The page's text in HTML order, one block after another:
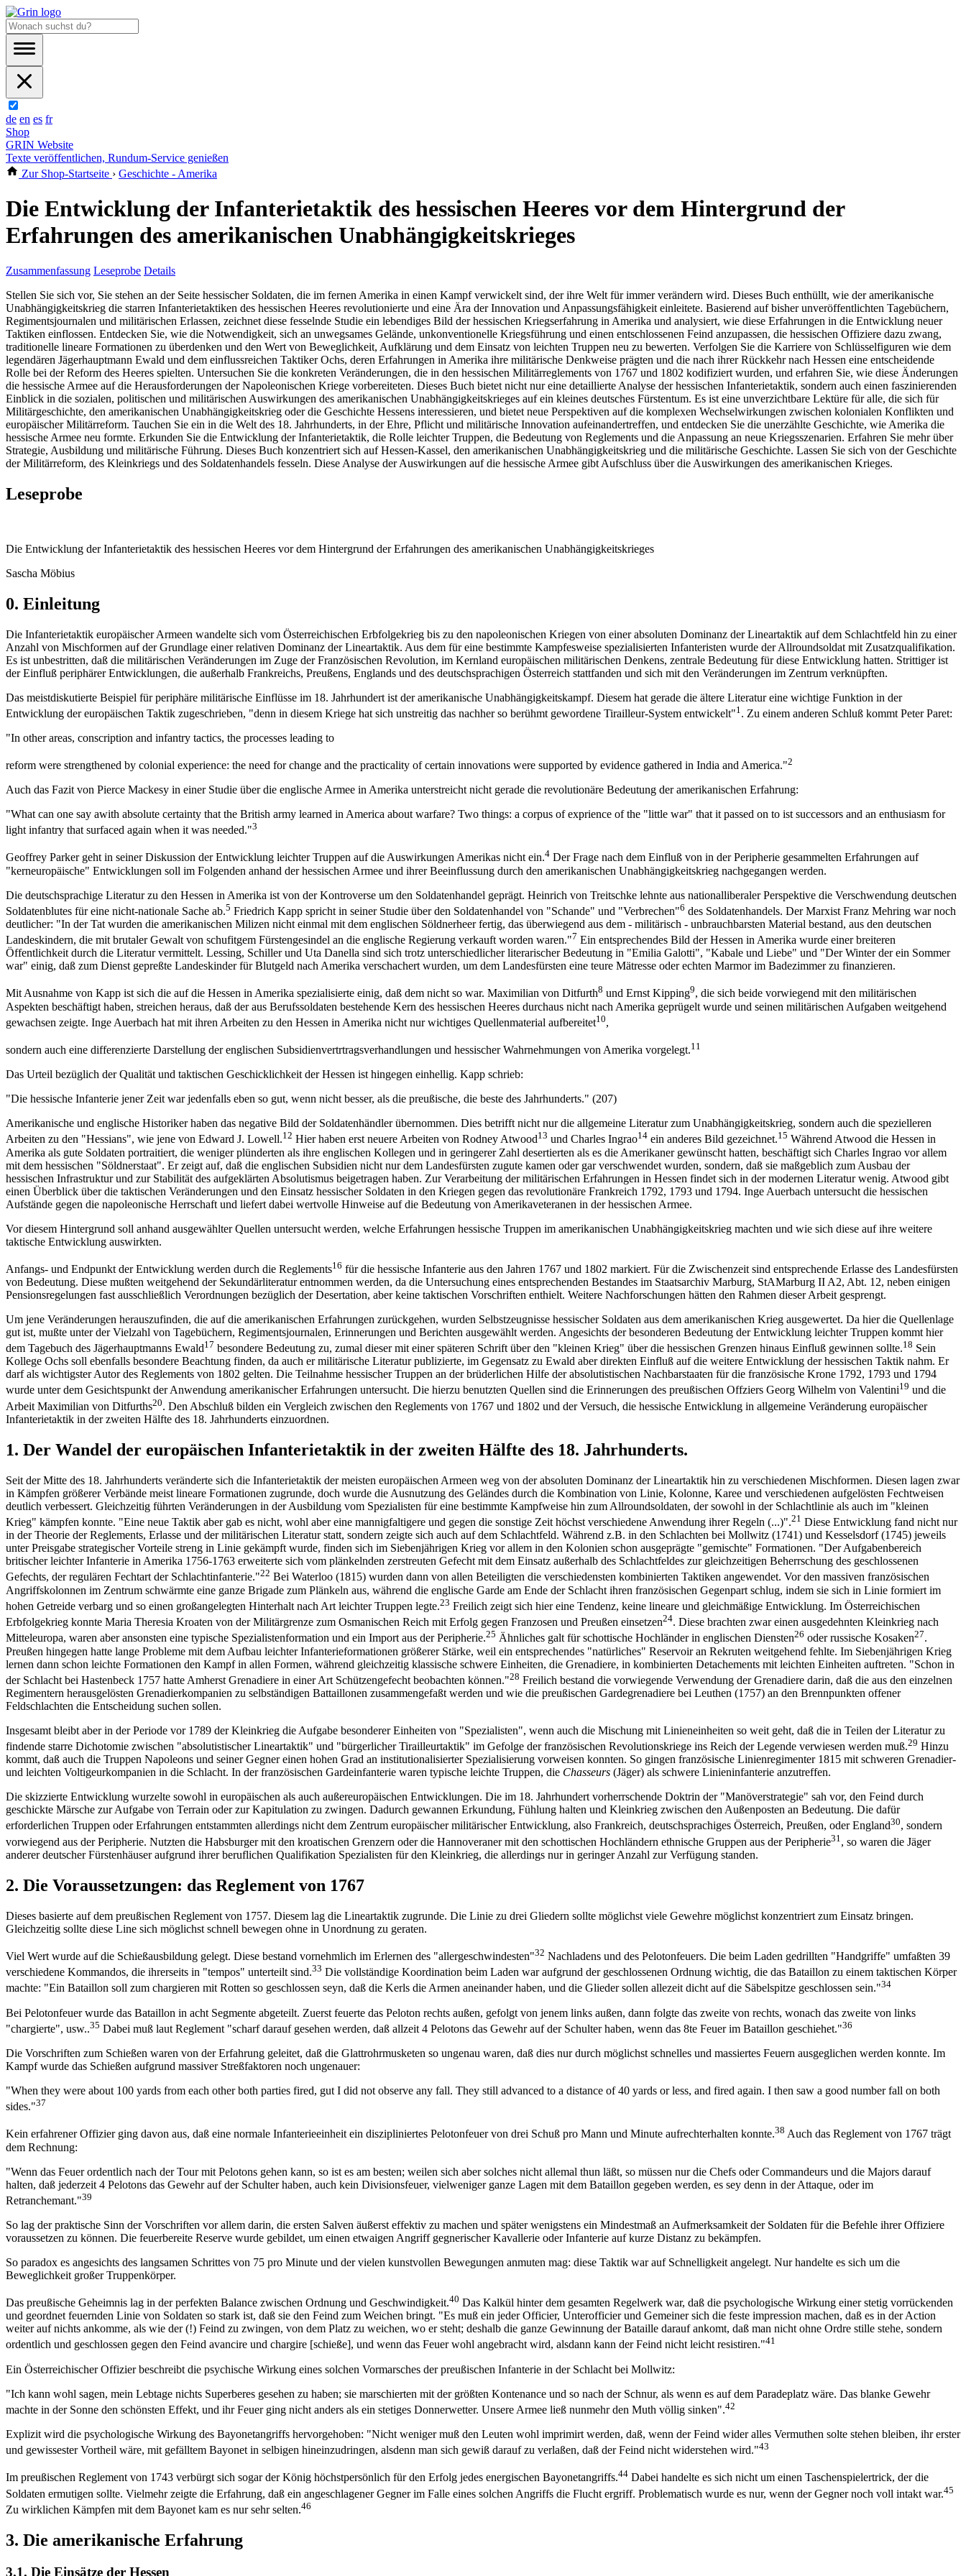
de en es fr
Shop
GRIN Website
Texte veröffentlichen, Rundum-Service genießen
Zur Shop-Startseite › Geschichte - Amerika
Die Entwicklung der Infanterietaktik des hessischen Heeres vor dem Hintergrund der
Erfahrungen des amerikanischen Unabhängigkeitskrieges
Zusammenfassung Leseprobe Details
Stellen Sie sich vor, Sie stehen an der Seite hessischer Soldaten, die im fernen Amerika in einen Kampf verwickelt sind, der ihre Welt für immer verändern wird. Dieses Buch enthüllt, wie der amerikanische
Unabhängigkeitskrieg die starren Infanterietaktiken des hessischen Heeres revolutionierte und eine Ära der Innovation und Anpassungsfähigkeit einleitete. Basierend auf bisher unveröffentlichten Tagebüchern,
Regimentsjournalen und militärischen Erlassen, zeichnet diese fesselnde Studie ein lebendiges Bild der hessischen Kriegserfahrung in Amerika und analysiert, wie diese Erfahrungen in die Entwicklung neuer
Taktiken einflossen. Entdecken Sie, wie die Notwendigkeit, sich an unwegsames Gelände, unkonventionelle Kriegsführung und einen entschlossenen Feind anzupassen, die hessischen Offiziere dazu zwang,
traditionelle lineare Formationen zu überdenken und den Wert von Beweglichkeit, Aufklärung und dem Einsatz von leichten Truppen neu zu bewerten. Verfolgen Sie die Karriere von Schlüsselfiguren wie dem
legendären Jägerhauptmann Ewald und dem einflussreichen Taktiker Ochs, deren Erfahrungen in Amerika ihre militärische Denkweise prägten und die nach ihrer Rückkehr nach Hessen eine entscheidende
Rolle bei der Reform des Heeres spielten. Untersuchen Sie die konkreten Veränderungen, die in den hessischen Militärreglements von 1767 und 1802 kodifiziert wurden, und erfahren Sie, wie diese Änderungen
die hessische Armee auf die Herausforderungen der Napoleonischen Kriege vorbereiteten. Dieses Buch bietet nicht nur eine detaillierte Analyse der hessischen Infanterietaktik, sondern auch einen faszinierenden
Einblick in die sozialen, politischen und militärischen Auswirkungen des amerikanischen Unabhängigkeitskrieges auf ein kleines deutsches Fürstentum. Es ist eine unverzichtbare Lektüre für alle, die sich für
Militärgeschichte, den amerikanischen Unabhängigkeitskrieg oder die Geschichte Hessens interessieren, und bietet neue Perspektiven auf die komplexen Wechselwirkungen zwischen kolonialen Konflikten und
europäischer Militärreform. Tauchen Sie ein in die Welt des 18. Jahrhunderts, in der Ehre, Pflicht und militärische Innovation aufeinandertreffen, und entdecken Sie die unerzählte Geschichte, wie Amerika die
hessische Armee neu formte. Erkunden Sie die Entwicklung der Infanterietaktik, die Rolle leichter Truppen, die Bedeutung von Reglements und die Anpassung an neue Kriegsszenarien. Erfahren Sie mehr über
Strategie, Ausbildung und militärische Führung. Dieses Buch konzentriert sich auf Hessen-Kassel, den amerikanischen Unabhängigkeitskrieg und die militärische Geschichte. Lassen Sie sich von der Geschichte
der Militärreform, des Kleinkriegs und des Soldatenhandels fesseln. Diese Analyse der Auswirkungen auf die hessische Armee gibt Aufschluss über die Auswirkungen des amerikanischen Krieges.
Leseprobe
Die Entwicklung der Infanterietaktik des hessischen Heeres vor dem Hintergrund der Erfahrungen des amerikanischen Unabhängigkeitskrieges
Sascha Möbius
0. Einleitung
Die Infanterietaktik europäischer Armeen wandelte sich vom Österreichischen Erbfolgekrieg bis zu den napoleonischen Kriegen von einer absoluten Dominanz der Lineartaktik auf dem Schlachtfeld hin zu einer
Anzahl von Mischformen auf der Grundlage einer relativen Dominanz der Lineartaktik. Aus dem für eine bestimmte Kampfesweise spezialisierten Infanteristen wurde der Allroundsoldat mit Zusatzqualifikation.
Es ist unbestritten, daß die militärischen Veränderungen im Zuge der Französischen Revolution, im Kernland europäischen militärischen Denkens, zentrale Bedeutung für diese Entwicklung hatten. Strittiger ist
der Einfluß periphärer Entwicklungen, die außerhalb Frankreichs, Preußens, Englands und des deutschsprachigen Österreich stattfanden und sich mit den Veränderungen im Zentrum verknüpften.
Das meistdiskutierte Beispiel für periphäre militärische Einflüsse im 18. Jahrhundert ist der amerikanische Unabhängigkeitskampf. Diesem hat gerade die ältere Literatur eine wichtige Funktion in der
Entwicklung der europäischen Taktik zugeschrieben, "denn in diesem Kriege hat sich unstreitig das nachher so berühmt gewordene Tirailleur-System entwickelt"1 . Zu einem anderen Schluß kommt Peter Paret:
"In other areas, conscription and infantry tactics, the processes leading to
reform were strengthened by colonial experience: the need for change and the practicality of certain innovations were supported by evidence gathered in India and America."2
Auch das Fazit von Pierce Mackesy in einer Studie über die englische Armee in Amerika unterstreicht nicht gerade die revolutionäre Bedeutung der amerikanischen Erfahrung:
"What can one say awith absolute certainty that the British army learned in America about warfare? Two things: a corpus of exprience of the "little war" that it passed on to ist successors and an enthusiasm for
light infantry that surfaced again when it was needed."3
Geoffrey Parker geht in seiner Diskussion der Entwicklung leichter Truppen auf die Auswirkungen Amerikas nicht ein.4 Der Frage nach dem Einfluß von in der Peripherie gesammelten Erfahrungen auf
"kerneuropäische" Entwicklungen soll im Folgenden anhand der hessischen Armee und ihrer Beeinflussung durch den amerikanischen Unabhängigkeitskrieg nachgegangen werden.
Die deutschsprachige Literatur zu den Hessen in Amerika ist von der Kontroverse um den Soldatenhandel geprägt. Heinrich von Treitschke lehnte aus nationalliberaler Perspektive die Verschwendung deutschen
Soldatenblutes für eine nicht-nationale Sache ab.5 Friedrich Kapp spricht in seiner Studie über den Soldatenhandel von "Schande" und "Verbrechen"6 des Soldatenhandels. Der Marxist Franz Mehring war noch
deutlicher: "In der Tat wurden die amerikanischen Milizen nicht einmal mit dem englischen Söldnerheer fertig, das überwiegend aus dem - militärisch - unbrauchbarsten Material bestand, aus den deutschen
Landeskindern, die mit brutaler Gewalt von schufitgem Fürstengesindel an die englische Regierung verkauft worden waren."7 Ein entsprechendes Bild der Hessen in Amerika wurde einer breiteren
Öffentlichkeit durch die Literatur vermittelt. Lessing, Schiller und Uta Danella sind sich trotz unterschiedlicher literarischer Bedeutung in "Emilia Galotti", "Kabale und Liebe" und "Der Winter der ein Sommer
war" einig, daß zum Dienst gepreßte Landeskinder für Blutgeld nach Amerika verschachert wurden, um dem Landesfürsten eine teure Mätresse oder echten Marmor im Badezimmer zu finanzieren.
Mit Ausnahme von Kapp ist sich die auf die Hessen in Amerika spezialisierte einig, daß dem nicht so war. Maximilian von Ditfurth8 und Ernst Kipping9, die sich beide vorwiegend mit den militärischen
Aspekten beschäftigt haben, streichen heraus, daß der aus Berufssoldaten bestehende Kern des hessischen Heeres durchaus nicht nach Amerika geprügelt wurde und seinen militärischen Aufgaben weitgehend
gewachsen zeigte. Inge Auerbach hat mit ihren Arbeiten zu den Hessen in Amerika nicht nur wichtiges Quellenmaterial aufbereitet10,
sondern auch eine differenzierte Darstellung der englischen Subsidienvertrtragsverhandlungen und hessischer Wahrnehmungen von Amerika vorgelegt.11
Das Urteil bezüglich der Qualität und taktischen Geschicklichkeit der Hessen ist hingegen einhellig. Kapp schrieb:
"Die hessische Infanterie jener Zeit war jedenfalls eben so gut, wenn nicht besser, als die preußische, die beste des Jahrhunderts." (207)
Amerikanische und englische Historiker haben das negative Bild der Soldatenhändler übernommen. Dies betrifft nicht nur die allgemeine Literatur zum Unabhängigkeitskrieg, sondern auch die spezielleren
Arbeiten zu den "Hessians", wie jene von Edward J. Lowell.12 Hier haben erst neuere Arbeiten von Rodney Atwood13 und Charles Ingrao14 ein anderes Bild gezeichnet.15 Während Atwood die Hessen in
Amerika als gute Soldaten portraitiert, die weniger plünderten als ihre englischen Kollegen und in geringerer Zahl desertierten als es die Amerikaner gewünscht hatten, beschäftigt sich Charles Ingrao vor allem
mit dem hessischen "Söldnerstaat". Er zeigt auf, daß die englischen Subsidien nicht nur dem Landesfürsten zugute kamen oder gar verschwendet wurden, sondern, daß sie maßgeblich zum Ausbau der
hessischen Infrastruktur und zur Stabilität des aufgeklärten Absolutismus beigetragen haben. Zur Verarbeitung der militärischen Erfahrungen in Hessen findet sich in der modernen Literatur wenig. Atwood gibt
einen Überblick über die taktischen Veränderungen und den Einsatz hessischer Soldaten in den Kriegen gegen das revolutionäre Frankreich 1792, 1793 und 1794. Inge Auerbach untersucht die hessischen
Aufstände gegen die napoleonische Herrschaft und liefert dabei wertvolle Hinweise auf die Bedeutung von Amerikaveteranen in der hessischen Armee.
Vor diesem Hintergrund soll anhand ausgewählter Quellen untersucht werden, welche Erfahrungen hessische Truppen im amerikanischen Unabhängigkeitskrieg machten und wie sich diese auf ihre weitere
taktische Entwicklung auswirkten.
Anfangs- und Endpunkt der Entwicklung werden durch die Reglements16 für die hessische Infanterie aus den Jahren 1767 und 1802 markiert. Für die Zwischenzeit sind entsprechende Erlasse des Landesfürsten
von Bedeutung. Diese mußten weitgehend der Sekundärliteratur entnommen werden, da die Untersuchung eines entsprechenden Bestandes im Staatsarchiv Marburg, StAMarburg II A2, Abt. 12, neben einigen
Pensionsregelungen fast ausschließlich Verordnungen bezüglich der Desertation, aber keine taktischen Vorschriften enthielt. Weitere Nachforschungen hätten den Rahmen dieser Arbeit gesprengt.
Um jene Veränderungen herauszufinden, die auf die amerikanischen Erfahrungen zurückgehen, wurden Selbstzeugnisse hessischer Soldaten aus dem amerikanischen Krieg ausgewertet. Da hier die Quellenlage
gut ist, mußte unter der Vielzahl von Tagebüchern, Regimentsjournalen, Erinnerungen und Berichten ausgewählt werden. Angesichts der besonderen Bedeutung der Entwicklung leichter Truppen kommt hier
dem Tagebuch des Jägerhauptmanns Ewald17 besondere Bedeutung zu, zumal dieser mit einer späteren Schrift über den "kleinen Krieg" über die hessischen Grenzen hinaus Einfluß gewinnen sollte.18 Sein
Kollege Ochs soll ebenfalls besondere Beachtung finden, da auch er militärische Literatur publizierte, im Gegensatz zu Ewald aber direkten Einfluß auf die weitere Entwicklung der hessischen Taktik nahm. Er
darf als wichtigster Autor des Reglements von 1802 gelten. Die Teilnahme hessischer Truppen an der brüderlichen Hilfe der absolutistischen Nachbarstaaten für die französische Krone 1792, 1793 und 1794
wurde unter dem Gesichtspunkt der Anwendung amerikanischer Erfahrungen untersucht. Die hierzu benutzten Quellen sind die Erinnerungen des preußischen Offziers Georg Wilhelm von Valentini19 und die
Arbeit Maximilian von Ditfurths20. Den Abschluß bilden ein Vergleich zwischen den Reglements von 1767 und 1802 und der Versuch, die hessische Entwicklung in allgemeine Veränderung europäischer
Infanterietaktik in der zweiten Hälfte des 18. Jahrhunderts einzuordnen.
1. Der Wandel der europäischen Infanterietaktik in der zweiten Hälfte des 18. Jahrhunderts.
Seit der Mitte des 18. Jahrhunderts veränderte sich die Infanterietaktik der meisten europäischen Armeen weg von der absoluten Dominanz der Lineartaktik hin zu verschiedenen Mischformen. Diesen lagen zwar
in Kämpfen größerer Verbände meist lineare Formationen zugrunde, doch wurde die Ausnutzung des Geländes durch die Kombination von Linie, Kolonne, Karee und verschiedenen aufgelösten Fechtweisen
deutlich verbessert. Gleichzeitig führten Veränderungen in der Ausbildung vom Spezialisten für eine bestimmte Kampfweise hin zum Allroundsoldaten, der sowohl in der Schlachtlinie als auch im "kleinen
Krieg" kämpfen konnte. "Eine neue Taktik aber gab es nicht, wohl aber eine mannigfaltigere und gegen die sonstige Zeit höchst verschiedene Anwendung ihrer Regeln (...)".21 Diese Entwicklung fand nicht nur
in der Theorie der Reglements, Erlasse und der militärischen Literatur statt, sondern zeigte sich auch auf dem Schlachtfeld. Während z.B. in den Schlachten bei Mollwitz (1741) und Kesselsdorf (1745) jeweils
unter Preisgabe strategischer Vorteile streng in Linie gekämpft wurde, finden sich im Siebenjährigen Krieg vor allem in den Kolonien schon ausgeprägte "gemischte" Formationen. "Der Aufgabenbereich
britischer leichter Infanterie in Amerika 1756-1763 erweiterte sich vom plänkelnden zerstreuten Gefecht mit dem Einsatz außerhalb des Schlachtfeldes zur gleichzeitigen Beherrschung des geschlossenen
Gefechts, der regulären Fechtart der Schlachtinfanterie."22 Bei Waterloo (1815) wurden dann von allen Beteiligten die verschiedensten kombinierten Taktiken angewendet. Vor den massiven französischen
Angriffskolonnen im Zentrum schwärmte eine ganze Brigade zum Plänkeln aus, während die englische Garde am Ende der Schlacht ihren französischen Gegenpart schlug, indem sie sich in Linie formiert im
hohen Getreide verbarg und so einen großangelegten Hinterhalt nach Art leichter Truppen legte.23 Freilich zeigt sich hier eine Tendenz, keine lineare und gleichmäßige Entwicklung. Im Österreichischen
Erbfolgekrieg konnte Maria Theresia Kroaten von der Militärgrenze zum Osmanischen Reich mit Erfolg gegen Franzosen und Preußen einsetzen24. Diese brachten zwar einen ausgedehnten Kleinkrieg nach
Mitteleuropa, waren aber ansonsten eine typische Spezialistenformation und ein Import aus der Peripherie.25 Ähnliches galt für schottische Hochländer in englischen Diensten26 oder russische Kosaken27.
Preußen hingegen hatte lange Probleme mit dem Aufbau leichter Infanterieformationen größerer Stärke, weil ein entsprechendes "natürliches" Reservoir an Rekruten weitgehend fehlte. Im Siebenjährigen Krieg
lernen dann schon leichte Formationen den Kampf in allen Formen, während gleichzeitig klassische schwere Einheiten, die Grenadiere, in kombinierten Detachements mit leichten Einheiten auftreten. "Schon in
der Schlacht bei Hastenbeck 1757 hatte Amherst Grenadiere in einer Art Schützengefecht beobachten können."28 Freilich bestand die vorwiegende Verwendung der Grenadiere darin, daß die aus den einzelnen
Regimentern herausgelösten Grenadierkompanien zu selbständigen Battaillonen zusammengefaßt werden und wie die preußischen Gardegrenadiere bei Leuthen (1757) an den Brennpunkten offener
Feldschlachten die Entscheidung suchen sollen.
Insgesamt bleibt aber in der Periode vor 1789 der Kleinkrieg die Aufgabe besonderer Einheiten von "Spezialisten", wenn auch die Mischung mit Linieneinheiten so weit geht, daß die in Teilen der Literatur zu
findende starre Dichotomie zwischen "absolutistischer Lineartaktik" und "bürgerlicher Tirailleurtaktik" im Gefolge der französischen Revolutionskriege ins Reich der Legende verwiesen werden muß.29 Hinzu
kommt, daß auch die Truppen Napoleons und seiner Gegner einen hohen Grad an institutionalisierter Spezialisierung vorweisen konnten. So gingen französische Linienregimenter 1815 mit schweren Grenadier-
und leichten Voltigeurkompanien in die Schlacht. In der französischen Gardeinfanterie waren typische leichte Truppen, die Chasseurs (Jäger) als schwere Linieninfanterie anzutreffen.
Die skizzierte Entwicklung wurzelte sowohl in europäischen als auch außereuropäischen Entwicklungen. Die im 18. Jahrhundert vorherrschende Doktrin der "Manöverstrategie" sah vor, den Feind durch
geschickte Märsche zur Aufgabe von Terrain oder zur Kapitulation zu zwingen. Dadurch gewannen Erkundung, Fühlung halten und Kleinkrieg zwischen den Außenposten an Bedeutung. Die dafür
erforderlichen Truppen oder Erfahrungen entstammten allerdings nicht dem Zentrum europäischer militärischer Entwicklung, also Frankreich, deutschsprachiges Österreich, Preußen, oder England30, sondern
vorwiegend aus der Peripherie. Nutzten die Habsburger mit den kroatischen Grenzern oder die Hannoveraner mit den schottischen Hochländern ethnische Gruppen aus der Peripherie31 , so waren die Jäger
anderer deutscher Fürstenhäuser aufgrund ihrer beruflichen Qualifikation Spezialisten für den Kleinkrieg, die allerdings nur in geringer Anzahl zur Verfügung standen.
2. Die Voraussetzungen: das Reglement von 1767
Dieses basierte auf dem preußischen Reglement von 1757. Diesem lag die Lineartaktik zugrunde. Die Linie zu drei Gliedern sollte möglichst viele Gewehre möglichst konzentriert zum Einsatz bringen.
Gleichzeitig sollte diese Line sich möglichst schnell bewegen ohne in Unordnung zu geraten.
Viel Wert wurde auf die Schießausbildung gelegt. Diese bestand vornehmlich im Erlernen des "allergeschwindesten"32 Nachladens und des Pelotonfeuers. Die beim Laden gedrillten "Handgriffe" umfaßten 39
verschiedene Kommandos, die ihrerseits in "tempos" unterteilt sind.33 Die vollständige Koordination beim Laden war aufgrund der geschlossenen Ordnung wichtig, die das Bataillon zu einem taktischen Körper
machte: "Ein Bataillon soll zum chargieren mit Rotten so geschlossen seyn, daß die Kerls die Armen aneinander haben, und die Glieder sollen allezeit dicht auf die Säbelspitze geschlossen sein."34
Bei Pelotonfeuer wurde das Bataillon in acht Segmente abgeteilt. Zuerst feuerte das Peloton rechts außen, gefolgt von jenem links außen, dann folgte das zweite von rechts, wonach das zweite von links
"chargierte", usw..35 Dabei muß laut Reglement "scharf darauf gesehen werden, daß allzeit 4 Pelotons das Gewehr auf der Schulter haben, wenn das 8te Feuer im Bataillon geschiehet."36
Die Vorschriften zum Schießen waren von der Erfahrung geleitet, daß die Glattrohrmusketen so ungenau waren, daß dies nur durch möglichst schnelles und massiertes Feuern ausgeglichen werden konnte. Im
Kampf wurde das Schießen aufgrund massiver Streßfaktoren noch ungenauer:
"When they were about 100 yards from each other both parties fired, gut I did not observe any fall. They still advanced to a distance of 40 yards or less, and fired again. I then saw a good number fall on both
sides."37
Kein erfahrener Offizier ging davon aus, daß eine normale Infanterieeinheit ein diszipliniertes Pelotonfeuer von drei Schuß pro Mann und Minute aufrechterhalten konnte.38 Auch das Reglement von 1767 trägt
dem Rechnung:
"Wenn das Feuer ordentlich nach der Tour mit Pelotons gehen kann, so ist es am besten; weilen sich aber solches nicht allemal thun läßt, so müssen nur die Chefs oder Commandeurs und die Majors darauf
halten, daß jederzeit 4 Pelotons das Gewehr auf der Schulter haben, auch kein Divisionsfeuer, vielweniger ganze Lagen mit dem Bataillon gegeben werden, es sey denn in der Attaque, oder im
Retranchemant."39
So lag der praktische Sinn der Vorschriften vor allem darin, die ersten Salven äußerst effektiv zu machen und später wenigstens ein Mindestmaß an Aufmerksamkeit der Soldaten für die Befehle ihrer Offiziere
voraussetzen zu können. Die feuerbereite Reserve wurde gebildet, um einen etwaigen Angriff gegnerischer Kavallerie oder Infanterie auf kurze Distanz zu bekämpfen.
So paradox es angesichts des langsamen Schrittes von 75 pro Minute und der vielen kunstvollen Bewegungen anmuten mag: diese Taktik war auf Schnelligkeit angelegt. Nur handelte es sich um die
Beweglichkeit großer Truppenkörper.
Das preußische Geheimnis lag in der perfekten Balance zwischen Ordnung und Geschwindigkeit.40 Das Kalkül hinter dem gesamten Regelwerk war, daß die psychologische Wirkung einer stetig vorrückenden
und geordnet feuernden Linie von Soldaten so stark ist, daß sie den Feind zum Weichen bringt. "Es muß ein jeder Officier, Unterofficier und Gemeiner sich die feste impression machen, daß es in der Action
weiter auf nichts ankomme, als wie der (!) Feind zu zwingen, von dem Platz zu weichen, wo er steht; deshalb die ganze Gewinnung der Bataille darauf ankomt, daß man nicht ohne Ordre stille stehe, sondern
ordentlich und geschlossen gegen den Feind avancire und chargire [schieße], und wenn das Feuer wohl angebracht wird, alsdann kann der Feind nicht leicht resistiren."41
Ein Österreichischer Offizier beschreibt die psychische Wirkung eines solchen Vormarsches der preußischen Infanterie in der Schlacht bei Mollwitz:
"Ich kann wohl sagen, mein Lebtage nichts Superberes gesehen zu haben; sie marschierten mit der größten Kontenance und so nach der Schnur, als wenn es auf dem Paradeplatz wäre. Das blanke Gewehr
machte in der Sonne den schönsten Effekt, und ihr Feuer ging nicht anders als ein stetiges Donnerwetter. Unsere Armee ließ nunmehr den Muth völlig sinken".42
Explizit wird die psychologische Wirkung des Bayonetangriffs hervorgehoben: "Nicht weniger muß den Leuten wohl imprimirt werden, daß, wenn der Feind wider alles Vermuthen solte stehen bleiben, ihr erster
und gewissester Vortheil wäre, mit gefälltem Bayonet in selbigen hineinzudringen, alsdenn man sich gewiß darauf zu verlaßen, daß der Feind nicht widerstehen wird."43
Im preußischen Reglement von 1743 verbürgt sich sogar der König höchstpersönlich für den Erfolg jedes energischen Bayonetangriffs.44 Dabei handelte es sich nicht um einen Taschenspielertrick, der die
Soldaten ermutigen sollte. Vielmehr zeigte die Erfahrung, daß ein angeschlagener Gegner im Falle eines solchen Angriffs die Flucht ergriff. Problematisch wurde es nur, wenn der Gegner noch voll intakt war.45
Zu wirklichen Kämpfen mit dem Bayonet kam es nur sehr selten.46
3. Die amerikanische Erfahrung
3.1. Die Einsätze der Hessen